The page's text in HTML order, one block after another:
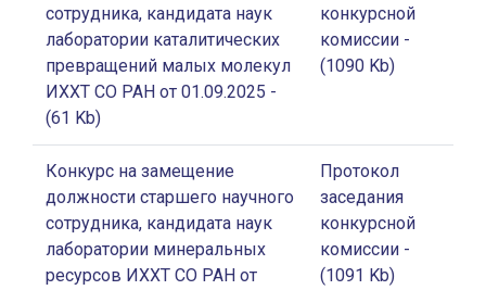
сотрудника, кандидата наук
лаборатории каталитических
превращений малых молекул
ИХХТ СО РАН от 01.09.2025 -
(61 Kb)
конкурсной
комиссии -
(1090 Kb)
Конкурс на замещение
должности старшего научного
сотрудника, кандидата наук
лаборатории минеральных
ресурсов ИХХТ СО РАН от
Протокол
заседания
конкурсной
комиссии -
(1091 Kb)